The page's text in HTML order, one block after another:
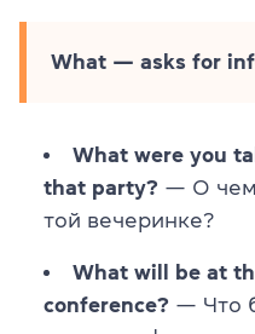
What — asks for
What were you
that party? — О чем
той вечеринке?
What will be at
conference? — Что